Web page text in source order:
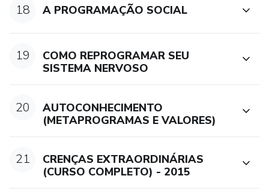
18 A PROGRAMAÇÃO SOCIAL
19
COMO REPROGRAMAR SEU
SISTEMA NERVOSO
20
AUTOCONHECIMENTO
(METAPROGRAMAS E VALORES)
21
CRENÇAS EXTRAORDINÁRIAS
(CURSO COMPLETO) - 2015